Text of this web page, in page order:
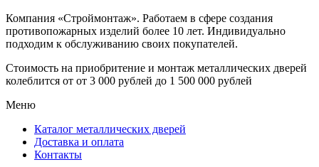
Компания «Строймонтаж». Работаем в сфере создания
противопожарных изделий более 10 лет. Индивидуально
подходим к обслуживанию своих покупателей.
Стоимость на приобритение и монтаж металлических дверей
колеблится от от 3 000 рублей до 1 500 000 рублей
Меню
Каталог металлических дверей
Доставка и оплата
Контакты